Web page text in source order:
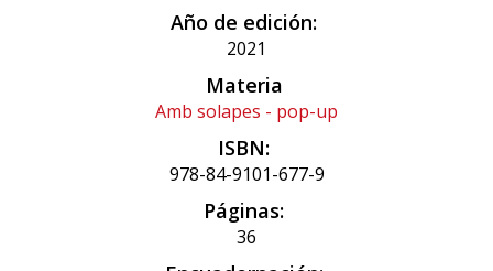
Año de edición:
2021
Materia
Amb solapes - pop-up
ISBN:
978-84-9101-677-9
Páginas:
36